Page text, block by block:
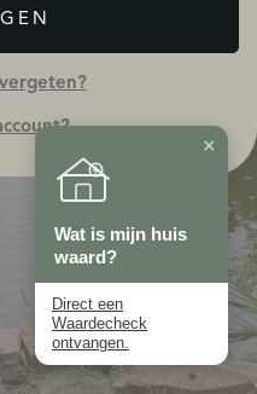
×
Wat is mijn huis
waard?
Direct een
Waardecheck
ontvangen.